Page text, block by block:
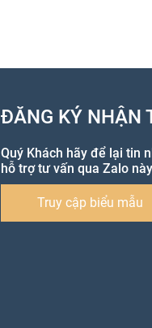
ĐĂNG KÝ NHẬN
Quý Khách hãy để lại tin
hỗ trợ tư vấn qua Zalo
Truy cập biểu mẫu